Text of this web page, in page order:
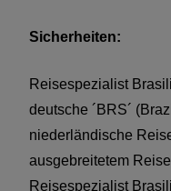
Sicherheiten:
Reisespezialist
deutsche ´BRS´
niederländische
ausgebreitetem
Reisespezialist